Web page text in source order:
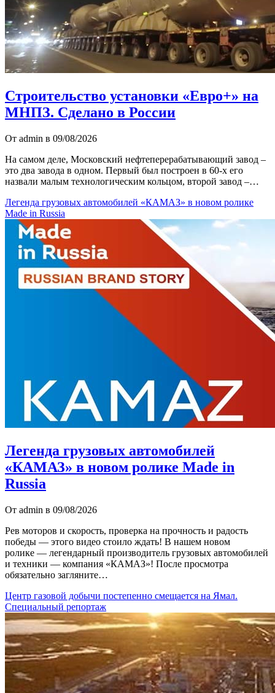
Строительство установки «Евро+» на
МНПЗ. Сделано в России
От admin в 09/08/2026
На самом деле, Московский нефтеперерабатывающий завод –
это два завода в одном. Первый был построен в 60-х его
назвали малым технологическим кольцом, второй завод –…
Легенда грузовых автомобилей «КАМАЗ» в новом ролике
Made in Russia
Легенда грузовых автомобилей
«КАМАЗ» в новом ролике Made in
Russia
От admin в 09/08/2026
Рев моторов и скорость, проверка на прочность и радость
победы — этого видео стоило ждать! В нашем новом
ролике — легендарный производитель грузовых автомобилей
и техники — компания «КАМАЗ»! После просмотра
обязательно загляните…
Центр газовой добычи постепенно смещается на Ямал.
Специальный репортаж